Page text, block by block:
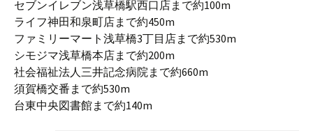
セブンイレブン浅草橋駅西口店まで約100m
ライフ神田和泉町店まで約450m
ファミリーマート浅草橋3丁目店まで約530m
シモジマ浅草橋本店まで約200m
社会福祉法人三井記念病院まで約660m
須賀橋交番まで約530m
台東中央図書館まで約140m